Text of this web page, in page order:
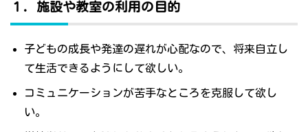
１．施設や教室の利用の目的
子どもの成長や発達の遅れが心配なので、将来自立し
て生活できるようにして欲しい。
コミュニケーションが苦手なところを克服して欲し
い。